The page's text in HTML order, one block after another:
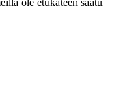
ole etukäteen saatu